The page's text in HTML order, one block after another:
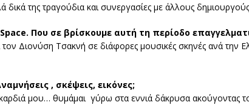
της τραγούδια και συνεργασίες με άλλους
Που σε βρίσκουμε αυτή τη περίοδο
Διονύση Τσακνή σε διάφορες μουσικές σκηνές ανά την
, σκέψεις, εικόνες;
μου… θυμάμαι γύρω στα εννιά δάκρυσα ακούγοντας